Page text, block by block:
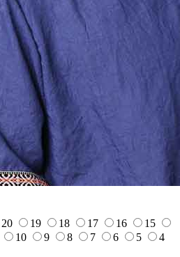
1922 1920
1919
1915 1914
1912
1909 1908 1907
1902 1900
7
28 27 25 24
18 17
9 8 7 4
20 19 18 17 16
15
10 9 8 7 6 5
4